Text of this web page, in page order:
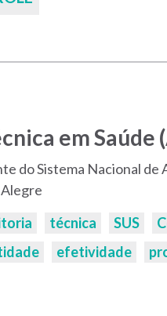
em Saúde
do Sistema Nacional
técnica SUS
efetividade